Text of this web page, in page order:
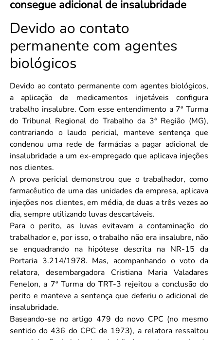
Convenção Coletiva 2025/2026 – Piso salarial Farmácias e Drogaria
Saúde Pública e Indígena
Calendário Eleitoral
Candidatos
Dúvidas Frequentes
Eleições Anteriores
consegue adicional de insalubridade
Devido ao contato
permanente com agentes
biológicos
Devido ao contato permanente com agentes biológicos,
a aplicação de medicamentos injetáveis configura
trabalho insalubre. Com esse entendimento a 7ª Turma
do Tribunal Regional do Trabalho da 3ª Região (MG),
contrariando o laudo pericial, manteve sentença que
condenou uma rede de farmácias a pagar adicional de
insalubridade a um ex-empregado que aplicava injeções
nos clientes.
A prova pericial demonstrou que o trabalhador, como
farmacêutico de uma das unidades da empresa, aplicava
injeções nos clientes, em média, de duas a três vezes ao
dia, sempre utilizando luvas descartáveis.
Para o perito, as luvas evitavam a contaminação do
trabalhador e, por isso, o trabalho não era insalubre, não
se enquadrando na hipótese descrita na NR-15 da
Portaria 3.214/1978. Mas, acompanhando o voto da
relatora, desembargadora Cristiana Maria Valadares
Fenelon, a 7ª Turma do TRT-3 rejeitou a conclusão do
perito e manteve a sentença que deferiu o adicional de
insalubridade.
Baseando-se no artigo 479 do novo CPC (no mesmo
sentido do 436 do CPC de 1973), a relatora ressaltou